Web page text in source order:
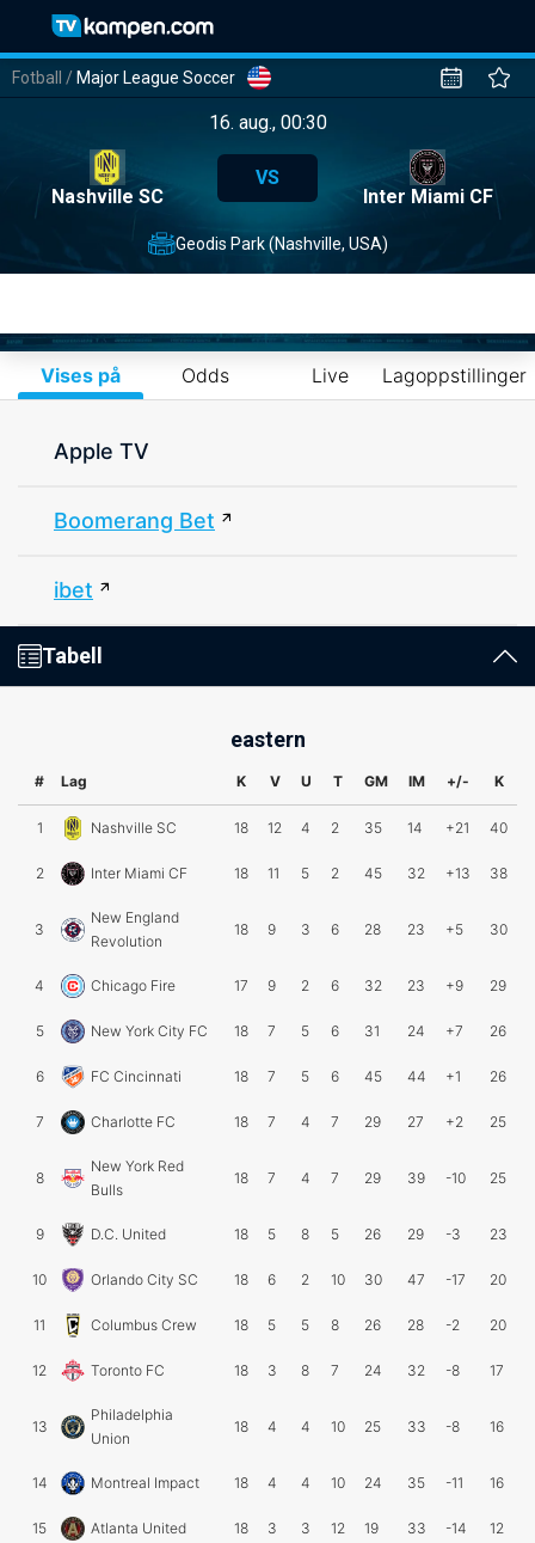
Fotball / Major League Soccer
16. aug., 00:30
Nashville SC
VS
Inter Miami CF
Geodis Park (Nashville, USA)
Vises på Odds Live Lagoppstillinger
Apple TV
Boomerang Bet
ibet
Tabell
eastern
# Lag K V U T GM IM +/- K
1 Nashville SC 18 12 4 2 35 14 +21 40
2 Inter Miami CF 18 11 5 2 45 32 +13 38
3
New England
Revolution
18 9 3 6 28 23 +5 30
4 Chicago Fire 17 9 2 6 32 23 +9 29
5 New York City FC 18 7 5 6 31 24 +7 26
6 FC Cincinnati 18 7 5 6 45 44 +1 26
7 Charlotte FC 18 7 4 7 29 27 +2 25
8
New York Red
Bulls
18 7 4 7 29 39 -10 25
9 D.C. United 18 5 8 5 26 29 -3 23
10 Orlando City SC 18 6 2 10 30 47 -17 20
11 Columbus Crew 18 5 5 8 26 28 -2 20
12 Toronto FC 18 3 8 7 24 32 -8 17
13
Philadelphia
Union
18 4 4 10 25 33 -8 16
14 Montreal Impact 18 4 4 10 24 35 -11 16
15 Atlanta United 18 3 3 12 19 33 -14 12